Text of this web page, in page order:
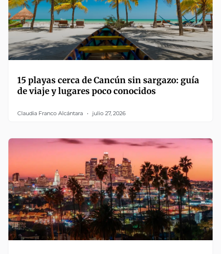
15 playas cerca de Cancún sin sargazo: guía
de viaje y lugares poco conocidos
Claudia Franco Alcántara julio 27, 2026